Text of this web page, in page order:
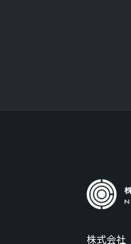
株式会社